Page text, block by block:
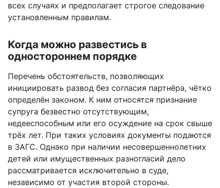
всех случаях и предполагает строгое следование
установленным правилам.
Когда можно развестись в
одностороннем порядке
Перечень обстоятельств, позволяющих
инициировать развод без согласия партнёра, чётко
определён законом. К ним относятся признание
супруга безвестно отсутствующим,
недееспособным или его осуждение на срок свыше
трёх лет. При таких условиях документы подаются
в ЗАГС. Однако при наличии несовершеннолетних
детей или имущественных разногласий дело
рассматривается исключительно в суде,
независимо от участия второй стороны.